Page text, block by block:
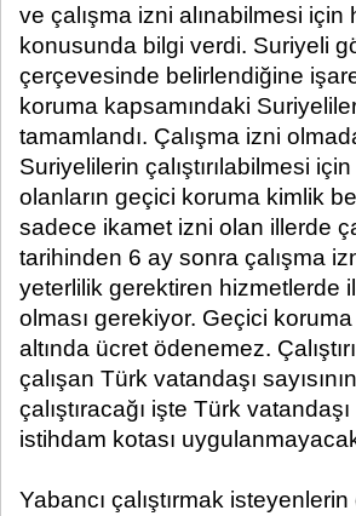
ve çalışma izni alınabilmesi
konusunda bilgi verdi. Suriyeli
çerçevesinde belirlendiğine
koruma kapsamındaki
tamamlandı. Çalışma izni
Suriyelilerin çalıştırılabilmesi
olanların geçici koruma kimlik
sadece ikamet izni olan illerde
tarihinden 6 ay sonra çalışma
yeterlilik gerektiren hizmetlerde
olması gerekiyor. Geçici
altında ücret ödenemez.
çalışan Türk vatandaşı
çalıştıracağı işte Türk
istihdam kotası
Yabancı çalıştırmak